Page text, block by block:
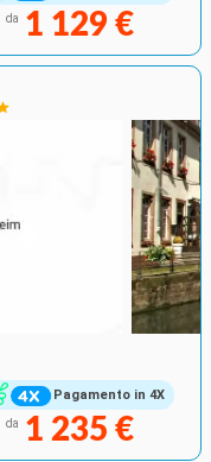
da 1 129 €
Pagamento in 4X
da 1 235 €